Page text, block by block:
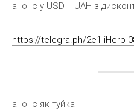
анонс у USD = UAH з
https://telegra.ph/2e1-iHerb-
анонс як туйка